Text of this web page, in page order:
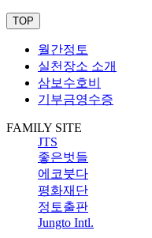
TOP
월간정토
실천장소 소개
삼보수호비
기부금영수증
FAMILY SITE
JTS
좋은벗들
에코붓다
평화재단
정토출판
Jungto Intl.